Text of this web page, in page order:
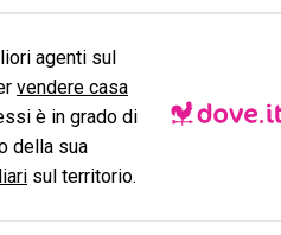
agenti sul
vendere casa
è in grado di
della sua
sul territorio.